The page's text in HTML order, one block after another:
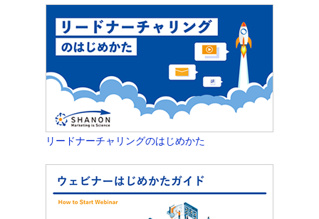
リードナーチャリングのはじめかた